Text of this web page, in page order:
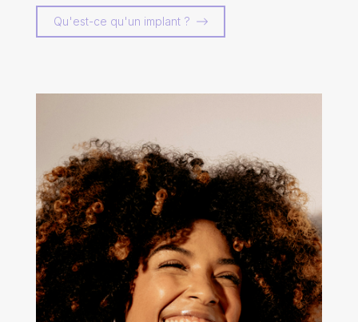
Qu'est-ce qu'un implant ?